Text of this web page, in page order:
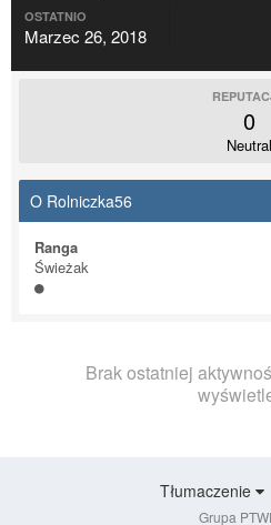
OSTATNIO
Marzec 26, 2018
0
Neutral
O Rolniczka56
Ranga
Świeżak
Brak ostatniej
Tłumaczenie
Grupa